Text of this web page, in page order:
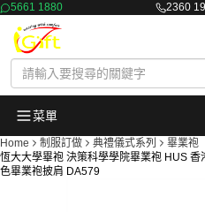
5661 1880 2360
菜單
Home 制服訂做 典禮儀式系列
畢業袍
恆大大學畢袍 決策科學學院畢業袍 HUS
色畢業袍披肩 DA579